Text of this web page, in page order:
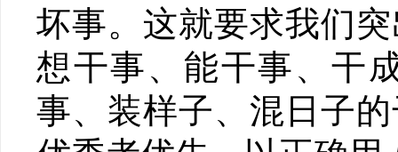
坏事。这就要求我们
想干事、能干事、干
事、装样子、混日子